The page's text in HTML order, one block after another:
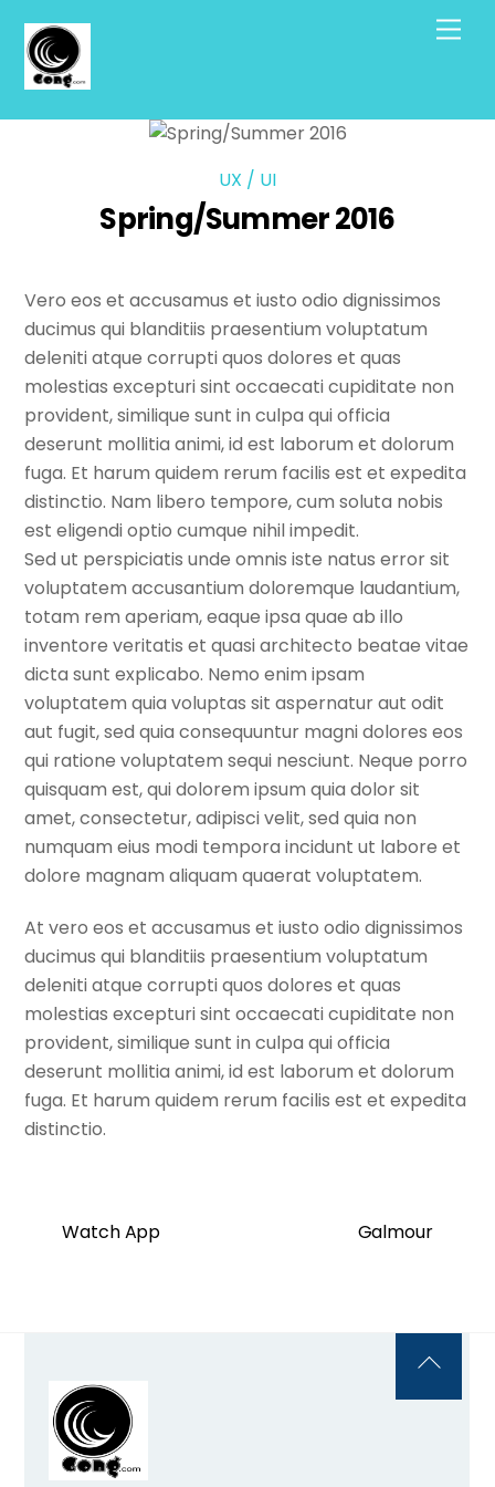
content
UX / UI
Spring/Summer 2016
Vero eos et accusamus et iusto odio dignissimos
ducimus qui blanditiis praesentium voluptatum
deleniti atque corrupti quos dolores et quas
molestias excepturi sint occaecati cupiditate non
provident, similique sunt in culpa qui officia
deserunt mollitia animi, id est laborum et dolorum
fuga. Et harum quidem rerum facilis est et expedita
distinctio. Nam libero tempore, cum soluta nobis
est eligendi optio cumque nihil impedit.
Sed ut perspiciatis unde omnis iste natus error sit
voluptatem accusantium doloremque laudantium,
totam rem aperiam, eaque ipsa quae ab illo
inventore veritatis et quasi architecto beatae vitae
dicta sunt explicabo. Nemo enim ipsam
voluptatem quia voluptas sit aspernatur aut odit
aut fugit, sed quia consequuntur magni dolores eos
qui ratione voluptatem sequi nesciunt. Neque porro
quisquam est, qui dolorem ipsum quia dolor sit
amet, consectetur, adipisci velit, sed quia non
numquam eius modi tempora incidunt ut labore et
dolore magnam aliquam quaerat voluptatem.
At vero eos et accusamus et iusto odio dignissimos
ducimus qui blanditiis praesentium voluptatum
deleniti atque corrupti quos dolores et quas
molestias excepturi sint occaecati cupiditate non
provident, similique sunt in culpa qui officia
deserunt mollitia animi, id est laborum et dolorum
fuga. Et harum quidem rerum facilis est et expedita
distinctio.
Watch App Galmour